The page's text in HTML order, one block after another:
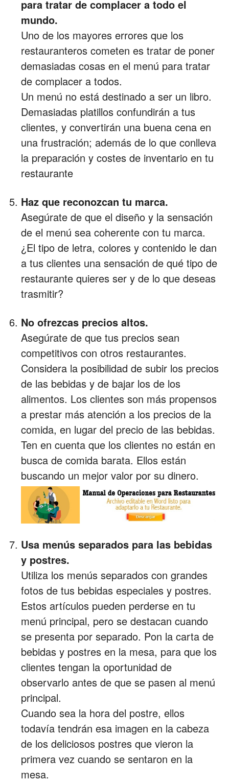
para tratar de complacer a todo el
mundo.
Uno de los mayores errores que los
restauranteros cometen es tratar de poner
demasiadas cosas en el menú para tratar
de complacer a todos.
Un menú no está destinado a ser un libro.
Demasiadas platillos confundirán a tus
clientes, y convertirán una buena cena en
una frustración; además de lo que conlleva
la preparación y costes de inventario en tu
restaurante
Haz que reconozcan tu marca.
Asegúrate de que el diseño y la sensación
de el menú sea coherente con tu marca.
¿El tipo de letra, colores y contenido le dan
a tus clientes una sensación de qué tipo de
restaurante quieres ser y de lo que deseas
trasmitir?
No ofrezcas precios altos.
Asegúrate de que tus precios sean
competitivos con otros restaurantes.
Considera la posibilidad de subir los precios
de las bebidas y de bajar los de los
alimentos. Los clientes son más propensos
a prestar más atención a los precios de la
comida, en lugar del precio de las bebidas.
Ten en cuenta que los clientes no están en
busca de comida barata. Ellos están
buscando un mejor valor por su dinero.
Usa menús separados para las bebidas
y postres.
Utiliza los menús separados con grandes
fotos de tus bebidas especiales y postres.
Estos artículos pueden perderse en tu
menú principal, pero se destacan cuando
se presenta por separado. Pon la carta de
bebidas y postres en la mesa, para que los
clientes tengan la oportunidad de
observarlo antes de que se pasen al menú
principal.
Cuando sea la hora del postre, ellos
todavía tendrán esa imagen en la cabeza
de los deliciosos postres que vieron la
primera vez cuando se sentaron en la
mesa.